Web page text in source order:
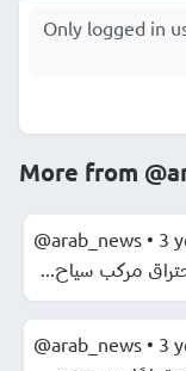
More from
@arab_news • 3
@arab_news • 3